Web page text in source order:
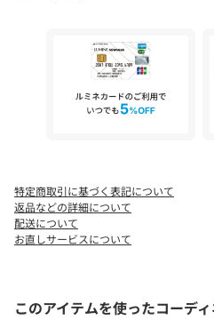
◆気になる商品は「お気に入り」
ハートマークをクリックし、お好
に登録すると
入荷情報や残り1点の通知、完売
特定商取引に基づく表記について
返品などの詳細について
配送について
お直しサービスについて
このアイテムを使ったコーデ